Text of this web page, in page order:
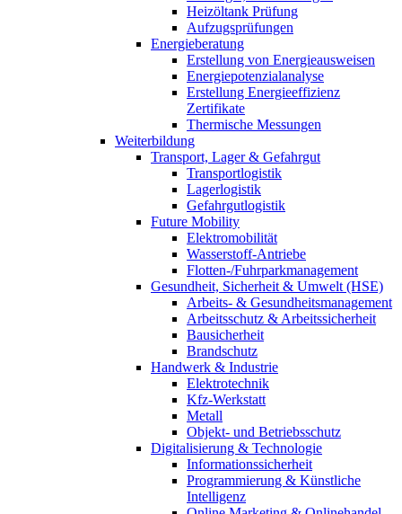
Heizöltank Prüfung
Aufzugsprüfungen
Energieberatung
Erstellung von Energieausweisen
Energiepotenzialanalyse
Erstellung Energieeffizienz
Zertifikate
Thermische Messungen
Weiterbildung
Transport, Lager & Gefahrgut
Transportlogistik
Lagerlogistik
Gefahrgutlogistik
Future Mobility
Elektromobilität
Wasserstoff-Antriebe
Flotten-/Fuhrparkmanagement
Gesundheit, Sicherheit & Umwelt (HSE)
Arbeits- & Gesundheitsmanagement
Arbeitsschutz & Arbeitssicherheit
Bausicherheit
Brandschutz
Handwerk & Industrie
Elektrotechnik
Kfz-Werkstatt
Metall
Objekt- und Betriebsschutz
Digitalisierung & Technologie
Informationssicherheit
Programmierung & Künstliche
Intelligenz